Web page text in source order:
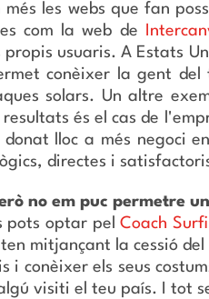
més les webs que fan
com la web de
propis usuaris. A Estats
conèixer la gent
solars. Un altre
és el cas de
donat lloc a més negoci
directes i
no em puc permetre
pots optar pelCoach
mitjançant la cessió
i conèixer els seus
visiti el teu país. I tot